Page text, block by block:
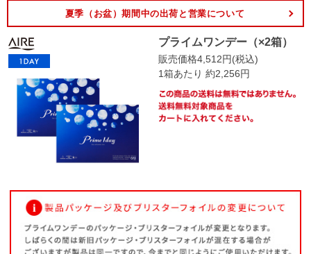
夏季（お盆）期間中の出荷と営業について
プライムワンデー（×2箱）
販売価格4,512円(税込)
1箱あたり 約2,256円